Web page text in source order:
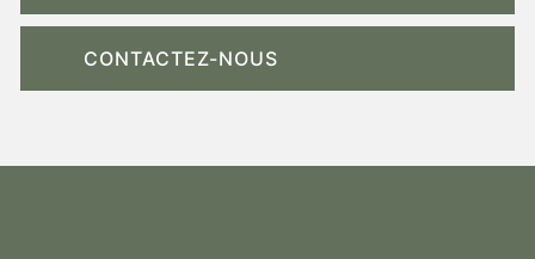
CONTACTEZ-NOUS